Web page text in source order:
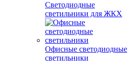
Светодиодные
светильники для ЖКХ
Офисные светодиодные
светильники